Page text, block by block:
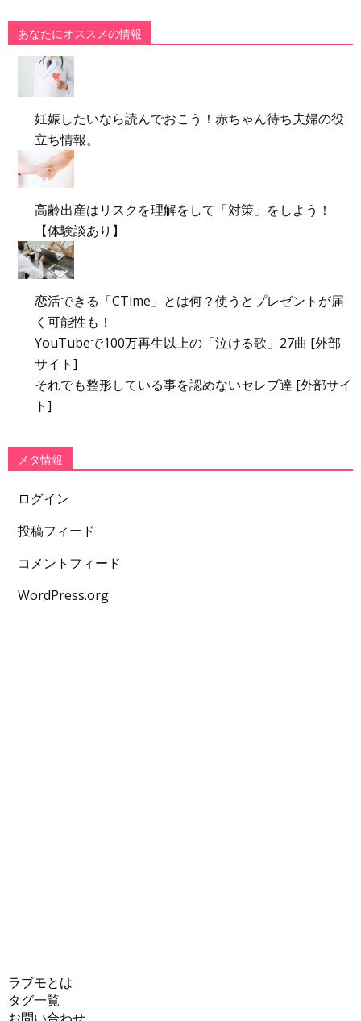
あなたにオススメの情報
妊娠したいなら読んでおこう！赤ちゃん待ち夫婦の役
立ち情報。
高齢出産はリスクを理解をして「対策」をしよう！
【体験談あり】
恋活できる「CTime」とは何？使うとプレゼントが届
く可能性も！
YouTubeで100万再生以上の「泣ける歌」27曲 [外部
サイト]
それでも整形している事を認めないセレブ達 [外部サイ
ト]
メタ情報
ログイン
投稿フィード
コメントフィード
WordPress.org
ラブモとは
タグ一覧
お問い合わせ